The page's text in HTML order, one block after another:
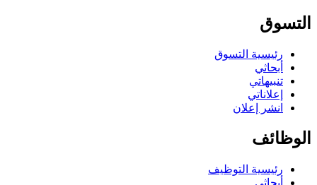
التسوق
رئيسية التسوق
أبحاثي
تنبيهاتي
إعلاناتي
انشر إعلان
الوظائف
رئيسية التوظيف